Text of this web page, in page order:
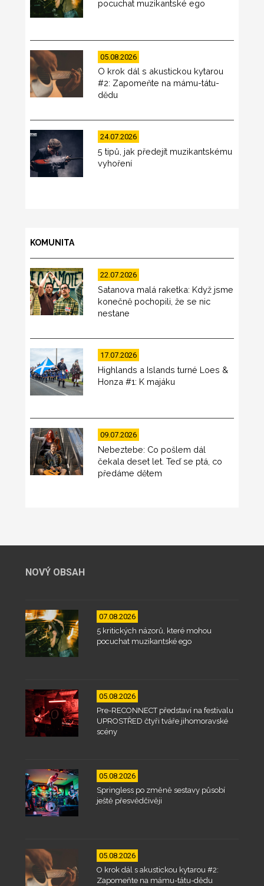
pocuchat muzikantské ego
05.08.2026
O krok dál s akustickou kytarou
#2: Zapomeňte na mámu-tátu-
dědu
24.07.2026
5 tipů, jak předejít muzikantskému
vyhoření
KOMUNITA
22.07.2026
Satanova malá raketka: Když jsme
konečně pochopili, že se nic
nestane
17.07.2026
Highlands a Islands turné Loes &
Honza #1: K majáku
09.07.2026
Nebeztebe: Co pošlem dál
čekala deset let. Teď se ptá, co
předáme dětem
NOVÝ OBSAH
07.08.2026
5 kritických názorů, které mohou
pocuchat muzikantské ego
05.08.2026
Pre-RECONNECT představí na festivalu
UPROSTŘED čtyři tváře jihomoravské
scény
05.08.2026
Springless po změně sestavy působí
ještě přesvědčivěji
05.08.2026
O krok dál s akustickou kytarou #2:
Zapomeňte na mámu-tátu-dědu